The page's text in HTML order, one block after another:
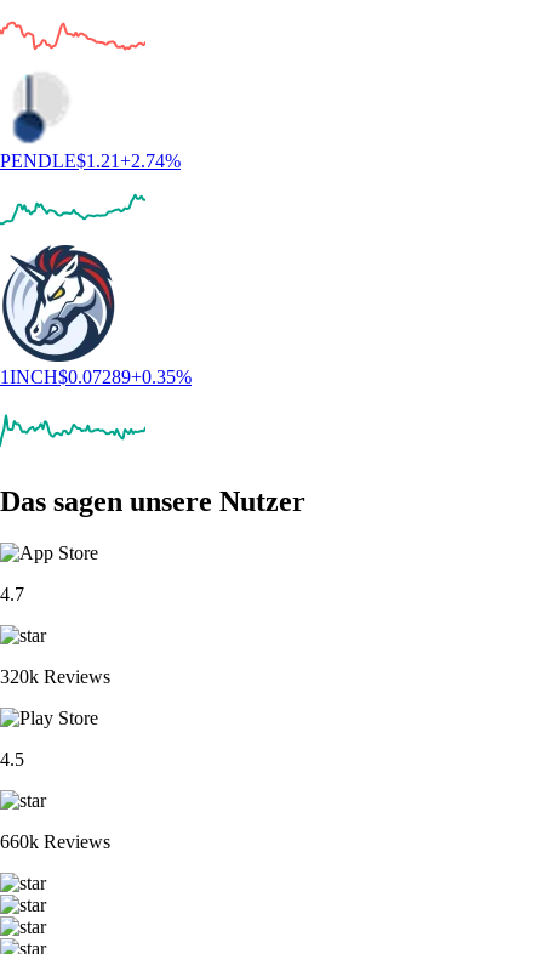
PENDLE$1.21+2.74%
1INCH$0.07289+0.35%
Das sagen unsere Nutzer
4.7
320k Reviews
4.5
660k Reviews